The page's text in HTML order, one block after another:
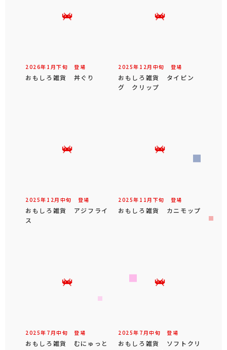
2026年 1 月下旬 登場
おもしろ雑貨 丼ぐり
2025年 12 月 中旬 登場
おもしろ雑貨 タイピン
グ クリップ
2025年 12 月 中旬 登場
おもしろ雑貨 アジフライ
ス
2025年 11 月 下旬 登場
おもしろ雑貨 カニモップ
2025年 7 月中旬 登場
おもしろ雑貨 むにゅっと
2025年 7 月中旬 登場
おもしろ雑貨 ソフトクリ